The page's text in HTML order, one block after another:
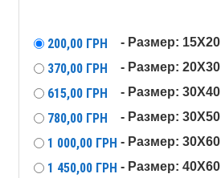
200,00 ГРН - Размер: 15Х20
370,00 ГРН - Размер: 20X30
615,00 ГРН - Размер: 30X40
780,00 ГРН - Размер: 30X50
1 000,00 ГРН - Размер: 30X60
1 450,00 ГРН - Размер: 40X60